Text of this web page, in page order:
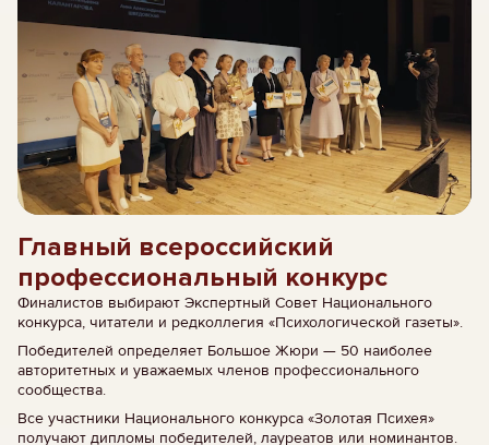
Главный всероссийский
профессиональный конкурс
Финалистов выбирают Экспертный Совет Национального
конкурса, читатели и редколлегия «Психологической газеты».
Победителей определяет Большое Жюри — 50 наиболее
авторитетных и уважаемых членов профессионального
сообщества.
Все участники Национального конкурса «Золотая Психея»
получают дипломы победителей, лауреатов или номинантов.